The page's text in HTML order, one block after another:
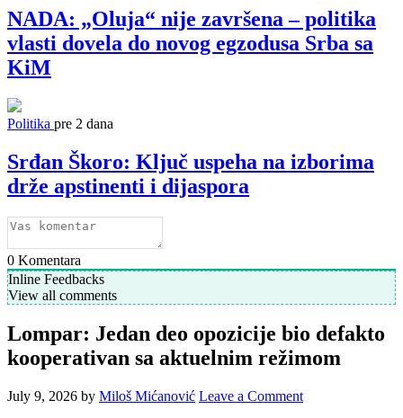
NADA: „Oluja“ nije završena – politika
vlasti dovela do novog egzodusa Srba sa
KiM
Politika pre 2 dana
Srđan Škoro: Ključ uspeha na izborima
drže apstinenti i dijaspora
0 Komentara
Inline Feedbacks
View all comments
Lompar: Jedan deo opozicije bio defakto
kooperativan sa aktuelnim režimom
July 9, 2026 by Miloš Mićanović Leave a Comment